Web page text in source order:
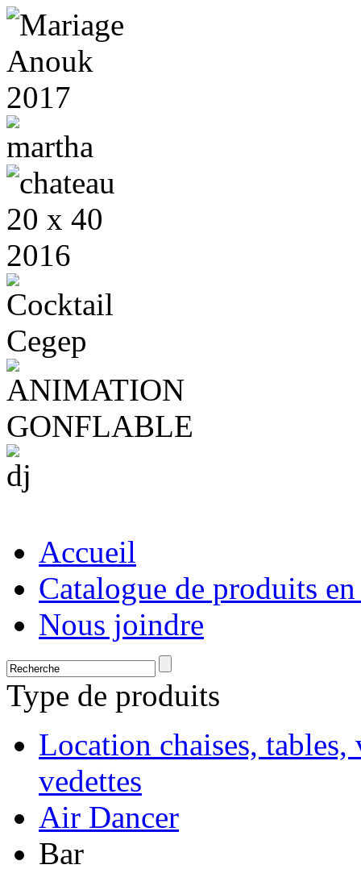
Accueil
Catalogue de produits
Nous joindre
Type de produits
Location chaises,
vedettes
Air Dancer
Bar